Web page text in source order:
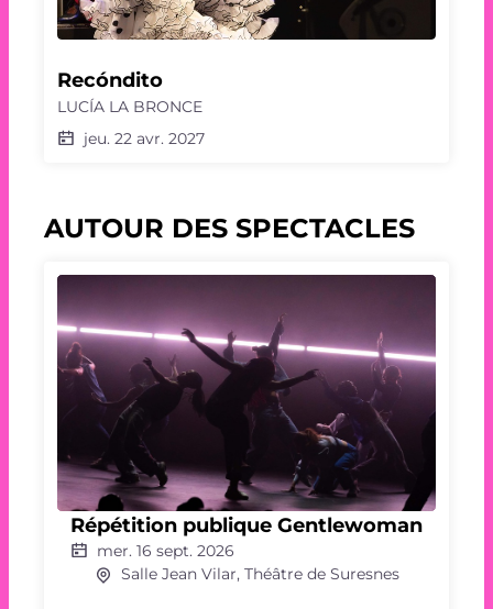
Recóndito
LUCÍA LA BRONCE
jeu. 22 avr. 2027
AUTOUR DES SPECTACLES
Répétition
publique
Gentlewoman
Répétition publique Gentlewoman
mer. 16 sept. 2026
Salle Jean Vilar, Théâtre de Suresnes